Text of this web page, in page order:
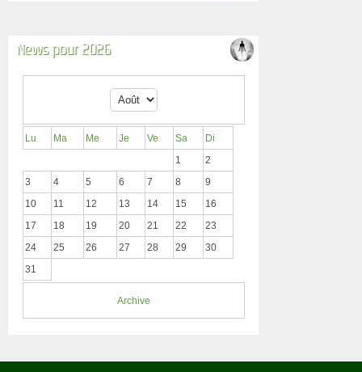
News pour 2026
Lu Ma Me Je Ve Sa
Di
1
2
3
4 5 6 7 8
9
10
11 12 13 14 15
16
17
18 19 20 21 22
23
24
25 26 27 28 29
30
31
Archive